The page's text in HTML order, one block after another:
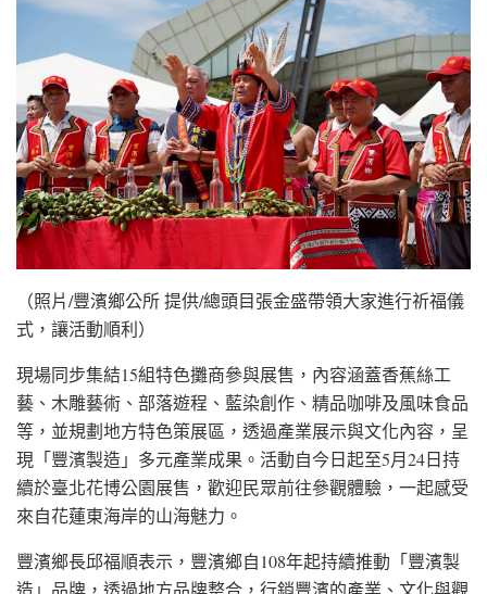
（照片/豐濱鄉公所 提供/總頭目張金盛帶領大家進行祈福儀
式，讓活動順利）
現場同步集結15組特色攤商參與展售，內容涵蓋香蕉絲工
藝、木雕藝術、部落遊程、藍染創作、精品咖啡及風味食品
等，並規劃地方特色策展區，透過產業展示與文化內容，呈
現「豐濱製造」多元產業成果。活動自今日起至5月24日持
續於臺北花博公園展售，歡迎民眾前往參觀體驗，一起感受
來自花蓮東海岸的山海魅力。
豐濱鄉長邱福順表示，豐濱鄉自108年起持續推動「豐濱製
造」品牌，透過地方品牌整合，行銷豐濱的產業、文化與觀